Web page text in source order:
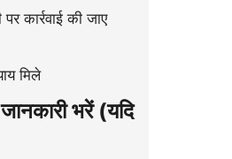
कार्रवाई की जाए
मिले
भरें (यदि